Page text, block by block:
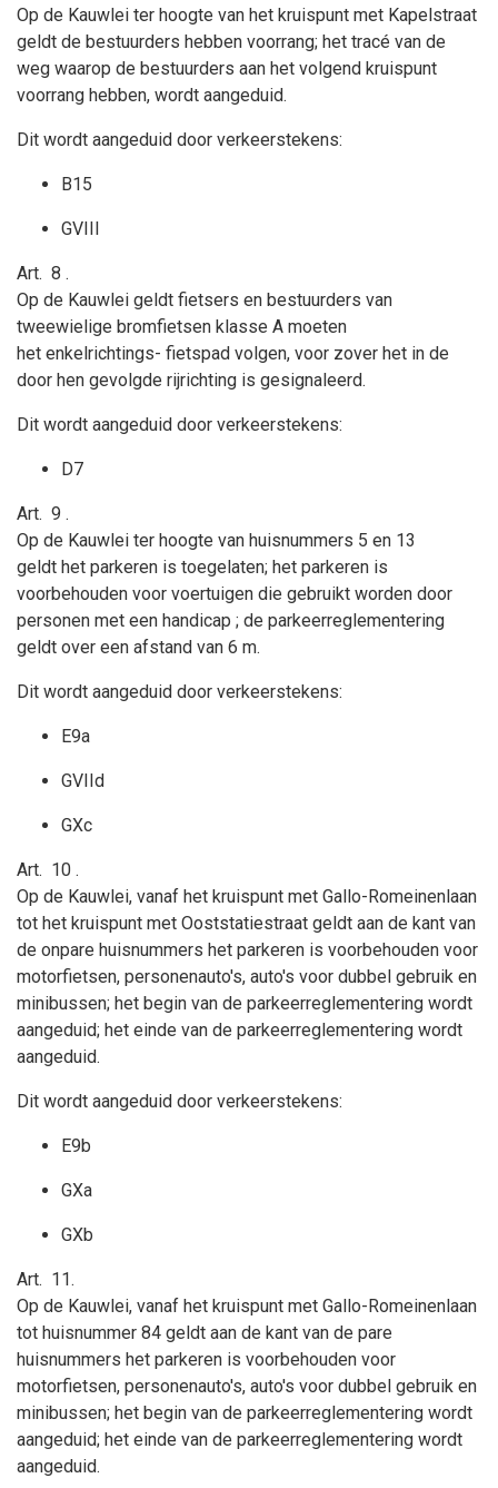
Op de Kauwlei ter hoogte van het kruispunt met Kapelstraat
geldt de bestuurders hebben voorrang; het tracé van de
weg waarop de bestuurders aan het volgend kruispunt
voorrang hebben, wordt aangeduid.
Dit wordt aangeduid door verkeerstekens:
B15
GVIII
Art. 8 .
Op de Kauwlei geldt fietsers en bestuurders van
tweewielige bromfietsen klasse A moeten
het enkelrichtings- fietspad volgen, voor zover het in de
door hen gevolgde rijrichting is gesignaleerd.
Dit wordt aangeduid door verkeerstekens:
D7
Art. 9 .
Op de Kauwlei ter hoogte van huisnummers 5 en 13
geldt het parkeren is toegelaten; het parkeren is
voorbehouden voor voertuigen die gebruikt worden door
personen met een handicap ; de parkeerreglementering
geldt over een afstand van 6 m.
Dit wordt aangeduid door verkeerstekens:
E9a
GVIId
GXc
Art. 10 .
Op de Kauwlei, vanaf het kruispunt met Gallo-Romeinenlaan
tot het kruispunt met Ooststatiestraat geldt aan de kant van
de onpare huisnummers het parkeren is voorbehouden voor
motorfietsen, personenauto's, auto's voor dubbel gebruik en
minibussen; het begin van de parkeerreglementering wordt
aangeduid; het einde van de parkeerreglementering wordt
aangeduid.
Dit wordt aangeduid door verkeerstekens:
E9b
GXa
GXb
Art. 11.
Op de Kauwlei, vanaf het kruispunt met Gallo-Romeinenlaan
tot huisnummer 84 geldt aan de kant van de pare
huisnummers het parkeren is voorbehouden voor
motorfietsen, personenauto's, auto's voor dubbel gebruik en
minibussen; het begin van de parkeerreglementering wordt
aangeduid; het einde van de parkeerreglementering wordt
aangeduid.